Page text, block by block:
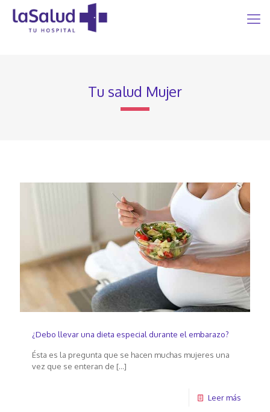
Tu salud Mujer
¿Debo llevar una dieta especial durante el embarazo?
Ésta es la pregunta que se hacen muchas mujeres una
vez que se enteran de […]
Leer más